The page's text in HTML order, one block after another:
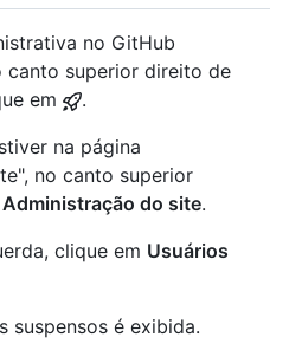
no GitHub
canto superior direito de
em
.
na página
no canto superior
Administração do site.
clique em Usuários
suspensos é exibida.